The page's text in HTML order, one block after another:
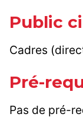
Public
Cadres
Pré-
Pas de pré-